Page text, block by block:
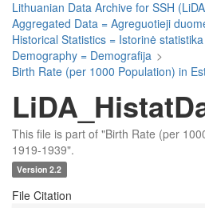
Lithuanian Data Archive for SSH
Aggregated Data = Agreguotieji
Historical Statistics = Istorinė statistika
Demography = Demografija >
Birth Rate (per 1000 Population) in
This file is part of "Birth Rate (per
1919-1939".
Version 2.2
File Citation